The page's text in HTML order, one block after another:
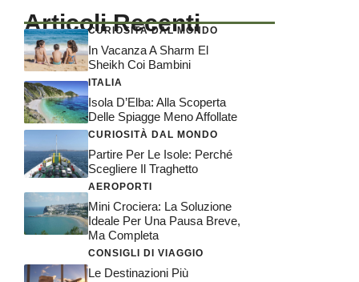
Articoli Recenti
CURIOSITÀ DAL MONDO
In Vacanza A Sharm El
Sheikh Coi Bambini
ITALIA
Isola D’Elba: Alla Scoperta
Delle Spiagge Meno Affollate
CURIOSITÀ DAL MONDO
Partire Per Le Isole: Perché
Scegliere Il Traghetto
AEROPORTI
Mini Crociera: La Soluzione
Ideale Per Una Pausa Breve,
Ma Completa
CONSIGLI DI VIAGGIO
Le Destinazioni Più